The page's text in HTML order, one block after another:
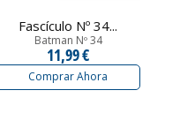
Fascículo Nº 34...
Batman Nº 34
11,99 €
Comprar Ahora